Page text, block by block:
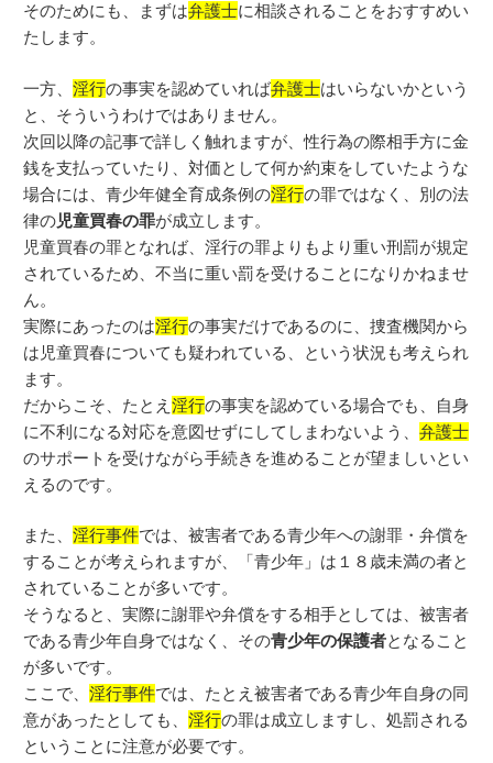
そのためにも、まずは弁護士に相談されることをおすすめい
たします。
一方、淫行の事実を認めていれば弁護士はいらないかという
と、そういうわけではありません。
次回以降の記事で詳しく触れますが、性行為の際相手方に金
銭を支払っていたり、対価として何か約束をしていたような
場合には、青少年健全育成条例の淫行の罪ではなく、別の法
律の児童買春の罪が成立します。
児童買春の罪となれば、淫行の罪よりもより重い刑罰が規定
されているため、不当に重い罰を受けることになりかねませ
ん。
実際にあったのは淫行の事実だけであるのに、捜査機関から
は児童買春についても疑われている、という状況も考えられ
ます。
だからこそ、たとえ淫行の事実を認めている場合でも、自身
に不利になる対応を意図せずにしてしまわないよう、弁護士
のサポートを受けながら手続きを進めることが望ましいとい
えるのです。
また、淫行事件では、被害者である青少年への謝罪・弁償を
することが考えられますが、「青少年」は１８歳未満の者と
されていることが多いです。
そうなると、実際に謝罪や弁償をする相手としては、被害者
である青少年自身ではなく、その青少年の保護者となること
が多いです。
ここで、淫行事件では、たとえ被害者である青少年自身の同
意があったとしても、淫行の罪は成立しますし、処罰される
ということに注意が必要です。